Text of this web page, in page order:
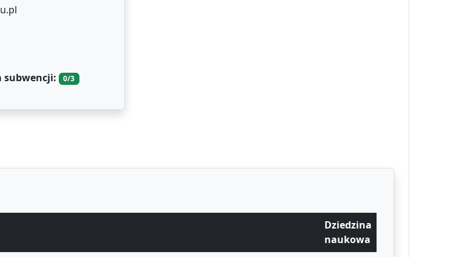
subwencji: 0/3
Dziedzina
naukowa